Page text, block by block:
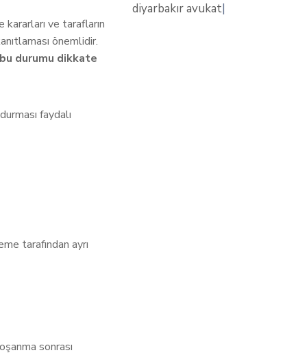
ve tarafların
önemlidir.
durumu dikkate
faydalı
tarafından ayrı
sonrası
diyarbakır avukat|